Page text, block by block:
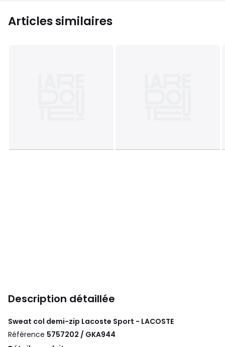
Articles similaires
Description détaillée
Sweat col demi-zip Lacoste Sport - LACOSTE
Référence 5757202 / GKA944